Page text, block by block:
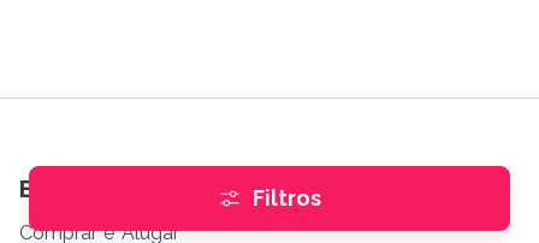
Filtros
Encontre imóveis
Comprar eAlugar